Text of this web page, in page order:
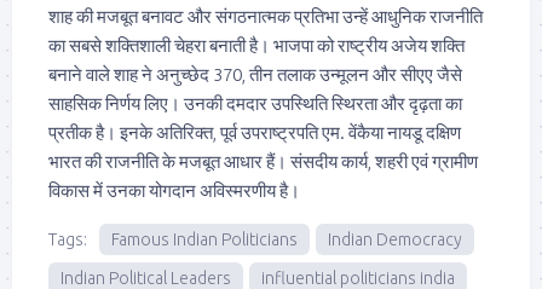
शाह की मजबूत बनावट और संगठनात्मक प्रतिभा उन्हें आधुनिक राजनीति
का सबसे शक्तिशाली चेहरा बनाती है। भाजपा को राष्ट्रीय अजेय शक्ति
बनाने वाले शाह ने अनुच्छेद 370, तीन तलाक उन्मूलन और सीएए जैसे
साहसिक निर्णय लिए। उनकी दमदार उपस्थिति स्थिरता और दृढ़ता का
प्रतीक है। इनके अतिरिक्त, पूर्व उपराष्ट्रपति एम. वेंकैया नायडू दक्षिण
भारत की राजनीति के मजबूत आधार हैं। संसदीय कार्य, शहरी एवं ग्रामीण
विकास में उनका योगदान अविस्मरणीय है।
Tags: Famous Indian Politicians
Indian Democracy
Indian Political Leaders
influential politicians india